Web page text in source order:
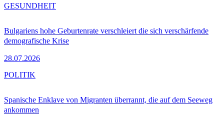
Bulgariens hohe Geburtenrate verschleiert die sich verschärfende
demografische Krise
28.07.2026
GESUNDHEIT
Spanische Enklave von Migranten überrannt, die auf dem Seeweg
ankommen
POLITIK